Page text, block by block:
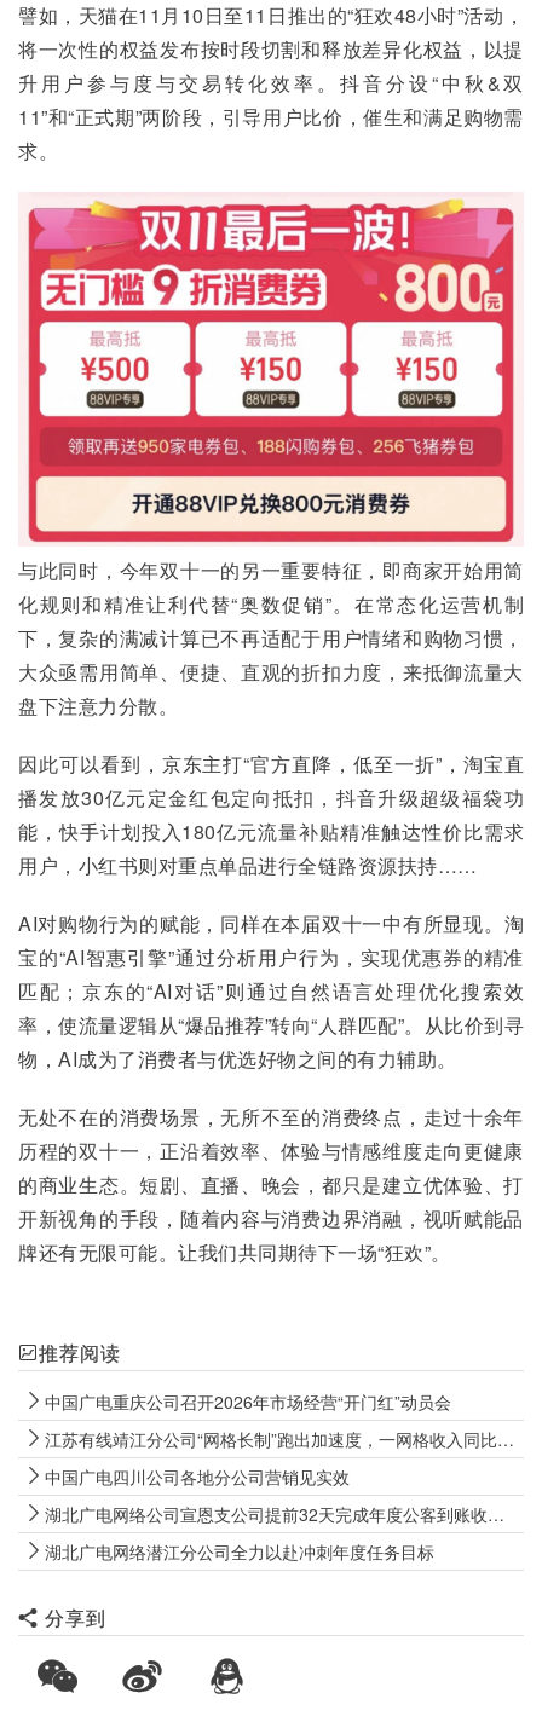
譬如，天猫在11月10日至11日推出的“狂欢48小时”活动，
将一次性的权益发布按时段切割和释放差异化权益，以提
升用户参与度与交易转化效率。抖音分设“中秋&双
11”和“正式期”两阶段，引导用户比价，催生和满足购物需
求。
与此同时，今年双十一的另一重要特征，即商家开始用简
化规则和精准让利代替“奥数促销”。在常态化运营机制
下，复杂的满减计算已不再适配于用户情绪和购物习惯，
大众亟需用简单、便捷、直观的折扣力度，来抵御流量大
盘下注意力分散。
因此可以看到，京东主打“官方直降，低至一折”，淘宝直
播发放30亿元定金红包定向抵扣，抖音升级超级福袋功
能，快手计划投入180亿元流量补贴精准触达性价比需求
用户，小红书则对重点单品进行全链路资源扶持……
AI对购物行为的赋能，同样在本届双十一中有所显现。淘
宝的“AI智惠引擎”通过分析用户行为，实现优惠券的精准
匹配；京东的“AI对话”则通过自然语言处理优化搜索效
率，使流量逻辑从“爆品推荐”转向“人群匹配”。从比价到寻
物，AI成为了消费者与优选好物之间的有力辅助。
无处不在的消费场景，无所不至的消费终点，走过十余年
历程的双十一，正沿着效率、体验与情感维度走向更健康
的商业生态。短剧、直播、晚会，都只是建立优体验、打
开新视角的手段，随着内容与消费边界消融，视听赋能品
牌还有无限可能。让我们共同期待下一场“狂欢”。
推荐阅读
中国广电重庆公司召开2026年市场经营“开门红”动员会
江苏有线靖江分公司“网格长制”跑出加速度，一网格收入同比增长16%
中国广电四川公司各地分公司营销见实效
湖北广电网络公司宣恩支公司提前32天完成年度公客到账收入目标
湖北广电网络潜江分公司全力以赴冲刺年度任务目标
分享到